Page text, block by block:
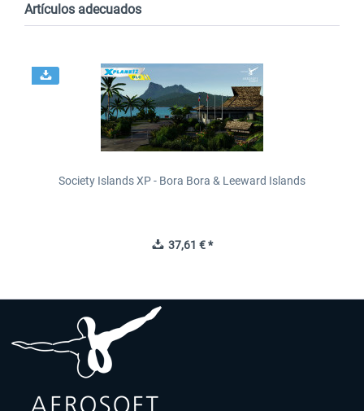
Artículos adecuados
Society Islands XP - Bora Bora & Leeward Islands
37,61 € *